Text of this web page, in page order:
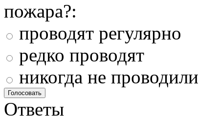
пожара?:
проводят регулярно
редко проводят
никогда не проводили
Ответы